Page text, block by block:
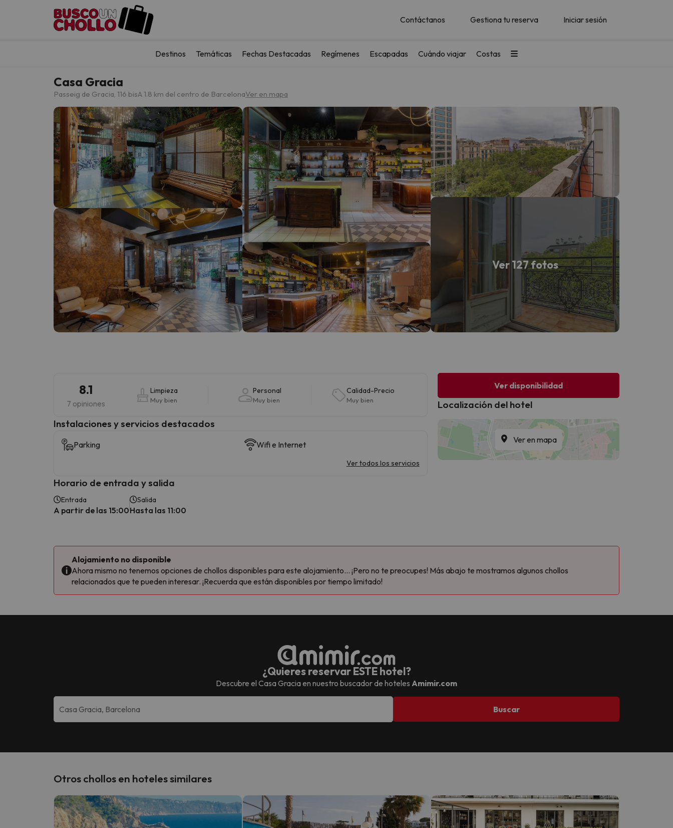
Contáctanos Gestiona tu reserva Iniciar sesión
Destinos Temáticas Fechas Destacadas Regímenes Escapadas Cuándo viajar Costas
Casa Gracia
Passeig de Gracia, 116 bisA 1.8 km del centro de BarcelonaVer en mapa
Ver 127 fotos
8.1
7 opiniones
Limpieza
Muy bien
Personal
Muy bien
Calidad-Precio
Muy bien
Instalaciones y servicios destacados
Parking Wifi e Internet
Ver todos los servicios
Horario de entrada y salida
Entrada
A partir de las 15:00
Salida
Hasta las 11:00
Ver disponibilidad
Localización del hotel
Ver en mapa
Alojamiento no disponible
Ahora mismo no tenemos opciones de chollos disponibles para este alojamiento... ¡Pero no te preocupes! Más abajo te mostramos algunos chollos
relacionados que te pueden interesar. ¡Recuerda que están disponibles por tiempo limitado!
¿Quieres reservar ESTE hotel?
Descubre el Casa Graciaen nuestro buscador de hoteles Amimir.com
Buscar
Otros chollos en hoteles similares